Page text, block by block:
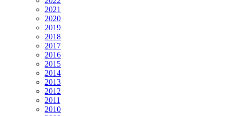
2021
2020
2019
2018
2017
2016
2015
2014
2013
2012
2011
2010